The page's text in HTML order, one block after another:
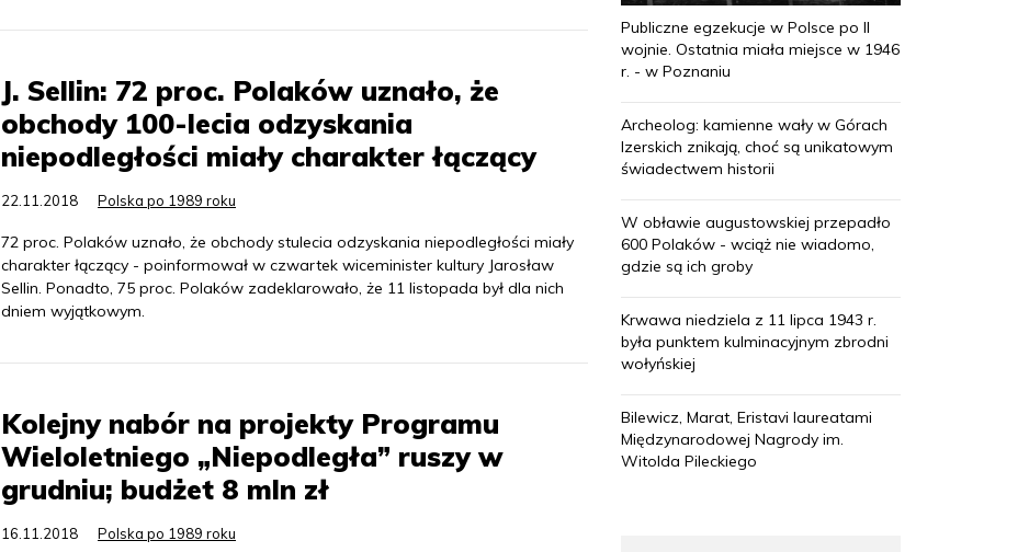
J. Sellin: 72 proc. Polaków uznało, że
obchody 100-lecia odzyskania
niepodległości miały charakter łączący
22.11.2018 Polska po 1989 roku
72 proc. Polaków uznało, że obchody stulecia odzyskania niepodległości miały
charakter łączący - poinformował w czwartek wiceminister kultury Jarosław
Sellin. Ponadto, 75 proc. Polaków zadeklarowało, że 11 listopada był dla nich
dniem wyjątkowym.
Kolejny nabór na projekty Programu
Wieloletniego „Niepodległa” ruszy w
grudniu; budżet 8 mln zł
16.11.2018 Polska po 1989 roku
Publiczne egzekucje w Polsce po II
wojnie. Ostatnia miała miejsce w 1946
r. - w Poznaniu
Archeolog: kamienne wały w Górach
Izerskich znikają, choć są unikatowym
świadectwem historii
W obławie augustowskiej przepadło
600 Polaków - wciąż nie wiadomo,
gdzie są ich groby
Krwawa niedziela z 11 lipca 1943 r.
była punktem kulminacyjnym zbrodni
wołyńskiej
Bilewicz, Marat, Eristavi laureatami
Międzynarodowej Nagrody im.
Witolda Pileckiego